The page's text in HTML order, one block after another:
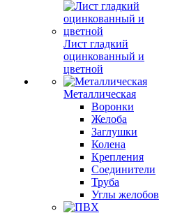
Лист гладкий
оцинкованный и
цветной
Металлическая
Воронки
Желоба
Заглушки
Колена
Крепления
Соединители
Труба
Углы желобов